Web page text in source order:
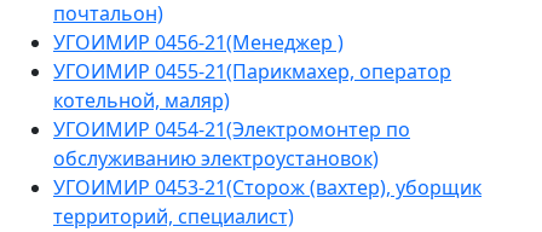
почтальон)
УГОИМИР 0456-21(Менеджер )
УГОИМИР 0455-21(Парикмахер, оператор
котельной, маляр)
УГОИМИР 0454-21(Электромонтер по
обслуживанию электроустановок)
УГОИМИР 0453-21(Сторож (вахтер), уборщик
территорий, специалист)